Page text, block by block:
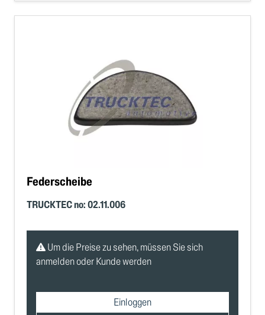
Federscheibe
TRUCKTEC no: 02.11.006
Um die Preise zu sehen, müssen Sie sich
anmelden oder Kunde werden
Einloggen